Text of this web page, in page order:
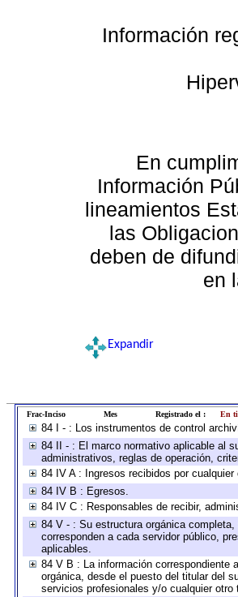
Información
En
Información
lineamientos
las
deben de
en
Expandir
Frac-Inciso Mes Registrado el : En
84 I - : Los instrumentos de control
84 II - : El marco normativo aplicable al
administrativos, reglas de operación,
84 IV A : Ingresos recibidos por
84 IV B : Egresos.
84 IV C : Responsables de recibir,
84 V - : Su estructura orgánica
corresponden a cada servidor público,
aplicables.
84 V B : La información correspondiente
orgánica, desde el puesto del titular del
servicios profesionales y/o cualquier otro